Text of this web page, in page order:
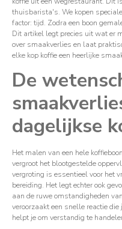
thuisbarista's. We kopen
factor: tijd. Zodra een boon
Dit artikel legt precies uit wat er
over smaakverlies en laat
elke kop koffie een heerlijke
De
dagelijkse
Het malen van een hele
vergroot het blootgestelde
vergroting is essentieel voor het
bereiding. Het legt echter ook
aan de ruwe omstandigheden
veroorzaakt een snelle reactie
helpt je om verstandig te